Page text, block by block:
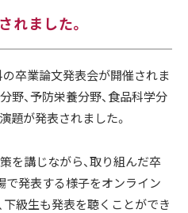
れました。
卒業論文発表会が開催されま
野、予防栄養分野、食品科学分
題が発表されました。
を講じながら、取り組んだ卒
で発表する様子をオンライン
下級生も発表を聴くことができ